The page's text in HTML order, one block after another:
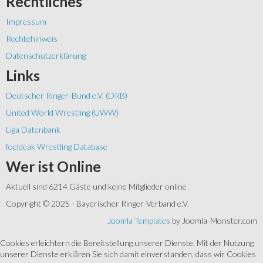
Impressum
Rechtehinweis
Datenschutzerklärung
Links
Deutscher Ringer-Bund e.V. (DRB)
United World Wrestling (UWW)
Liga Datenbank
foeldeak Wrestling Database
Wer ist Online
Aktuell sind 6214 Gäste und keine Mitglieder online
Copyright © 2025 - Bayerischer Ringer-Verband e.V.
Joomla Templates by Joomla-Monster.com
Cookies erleichtern die Bereitstellung unserer Dienste. Mit der Nutzung
unserer Dienste erklären Sie sich damit einverstanden, dass wir Cookies